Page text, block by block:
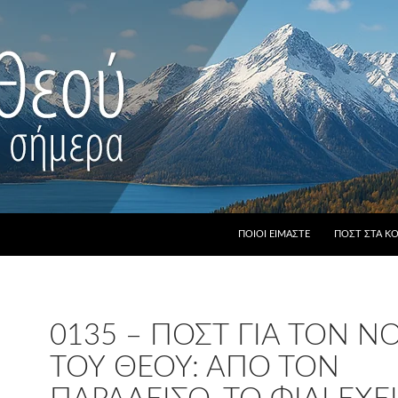
ΠΟΙΟΙ ΕΊΜΑΣΤΕ ΠΟΣΤ ΣΤΑ
0135 – ΠΟΣΤ ΓΙΑ ΤΟΝ
ΤΟΥ ΘΕΟΎ: ΑΠΌ ΤΟΝ